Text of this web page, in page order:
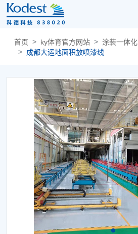
首页 ky体育官方网站
涂装一体化
成都大运地面积放喷漆线